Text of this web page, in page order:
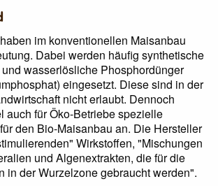
im konventionellen Maisanbau
Dabei werden häufig synthetische
wasserlösliche Phosphordünger
eingesetzt. Diese sind in der
nicht erlaubt. Dennoch
auch für Öko-Betriebe spezielle
den Bio-Maisanbau an. Die Hersteller
Wirkstoffen, "Mischungen
und Algenextrakten, die für die
in der Wurzelzone gebraucht werden".